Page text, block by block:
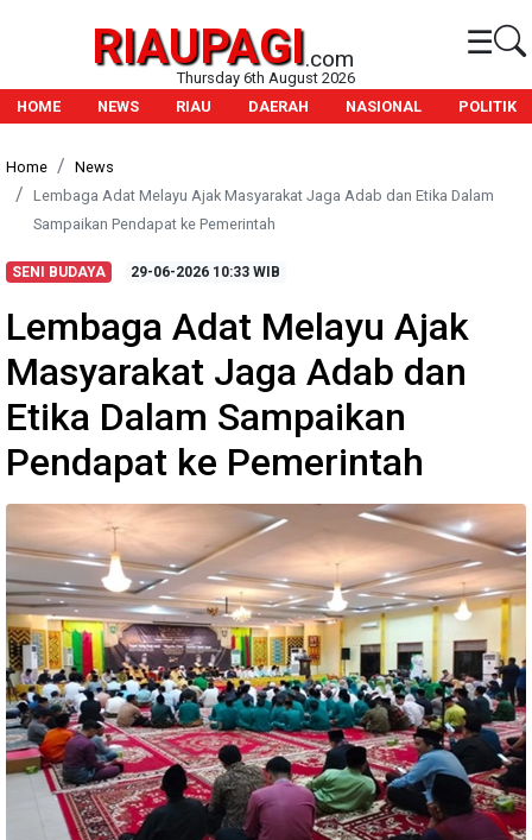
RIAUPAGI.com ☰
Thursday 6th August 2026
HOME
NEWS RIAU DAERAH NASIONAL POLITIK
Home
News
Lembaga Adat Melayu Ajak Masyarakat Jaga Adab dan Etika Dalam
Sampaikan Pendapat ke Pemerintah
SENI BUDAYA 29-06-2026 10:33 WIB
Lembaga Adat Melayu Ajak
Masyarakat Jaga Adab dan
Etika Dalam Sampaikan
Pendapat ke Pemerintah